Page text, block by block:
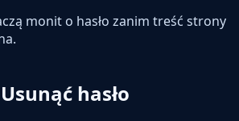
monit o hasło zanim treść strony
hasło